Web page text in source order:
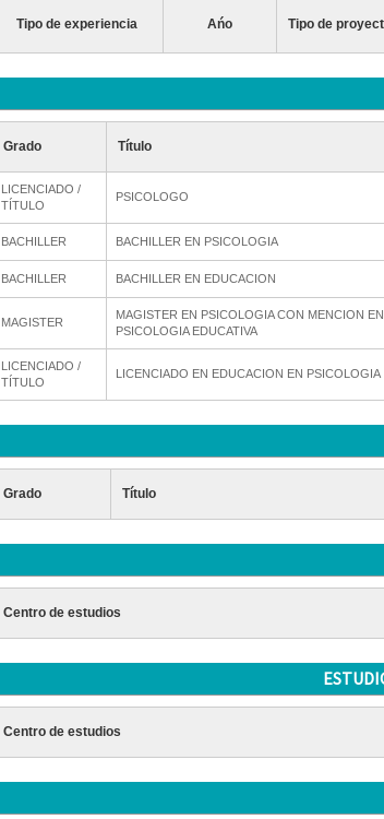
Tipo de experiencia Ańo Tipo de
Grado Título
LICENCIADO /
TÍTULO
PSICOLOGO
BACHILLER BACHILLER EN PSICOLOGIA
BACHILLER BACHILLER EN EDUCACION
MAGISTER
MAGISTER EN PSICOLOGIA CON MENCION EN
PSICOLOGIA EDUCATIVA
LICENCIADO /
TÍTULO
LICENCIADO EN EDUCACION EN PSICOLOGIA
Grado Título
Centro de estudios
Centro de estudios